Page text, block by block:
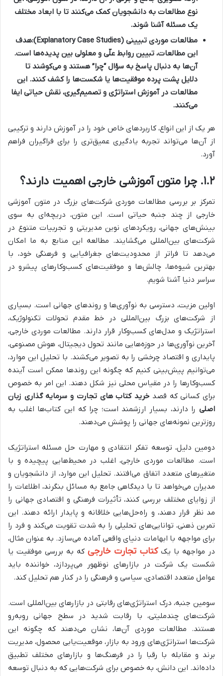
نوع مطالعات به دانشجویان کمک می‌کنند تا با ابعاد مختلف
یک مسئله آشنا شوند.
مطالعات موردی تبیینی (Explanatory Case Studies):
هدف
این مطالعات، تبیین روابط علّی و معلولی بین پدیده‌ها است.
آن‌ها به دنبال پاسخ به سؤال “چرا” هستند و می‌کوشند تا
دلایل پشت پرده موفقیت‌ها یا شکست‌ها را کشف کنند. این
مطالعات در آموزش استراتژی و تصمیم‌گیری، نقش حیاتی ایفا
می‌کنند.
هر یک از این انواع، کاربردهای خاص خود را در آموزش دارند و ترکیبی
از آن‌ها می‌تواند تجربه یادگیری عمیق‌تری را برای فراگیران فراهم
آورد.
۱.۲. چرا متون آموزشی خارجی اهمیت دارند؟
تمرکز بر بررسی مطالعات موردی شرکت‌های بزرگ در متون آموزشی
خارجی از چند جنبه حیاتی است. این متون، دریچه‌ای به سوی
بینش‌های جهانی، رویکردهای نوین مدیریتی و تجربیات متنوع در
شرکت‌های بین‌المللی می‌گشایند. مطالعه این منابع به ما امکان
می‌دهد تا فراتر از محدودیت‌های جغرافیایی و فرهنگی خود، با
بهترین شیوه‌ها، چالش‌ها و موفقیت‌های کسب‌وکارهای پیشرو در
سراسر دنیا آشنا شویم.
اولین مزیت، دسترسی به نوآوری‌ها و روندهای جهانی است. بسیاری
از شرکت‌های بزرگ بین‌المللی در خط مقدم تحولات تکنولوژیک،
استراتژیک و مدل‌های کسب‌وکار قرار دارند. مطالعات موردی خارجی،
آخرین نوآوری‌ها در حوزه‌هایی مانند تحول دیجیتال، هوش مصنوعی،
پایداری و اقتصاد چرخشی را به تصویر می‌کشند. با تحلیل این موارد،
می‌توانیم پیش‌بینی کنیم که چگونه این روندها ممکن است آینده
کسب‌وکارها را در مقیاس محلی نیز شکل دهند. این امر به خصوص
برای کسانی که قصد خرید کتاب‌ های تجارت و سرمایه گذاری زبان
اصلی را دارند، بسیار ارزشمند است؛ چرا که این کتاب‌ها اغلب به
روزترین نمونه‌های جهانی را پوشش می‌دهند.
دومین دلیل، توسعه تفکر انتقادی و مهارت حل مسئله استراتژیک
است. مطالعات موردی خارجی، اغلب در محیط‌هایی پیچیده و با
متغیرهای متعدد اتفاق می‌افتند. تحلیل این موارد، از دانشجویان و
مدیران می‌خواهد تا با دیدگاهی جامع به مسائل بنگرند، اطلاعات را
از زوایای مختلف بررسی کنند، تأثیرات فرهنگی و اقتصادی جهانی را
مد نظر قرار دهند، و راه‌حل‌هایی خلاقانه و پایدار ارائه دهند. این
تمرین ذهنی، توانایی‌های تحلیلی را به شدت تقویت می‌کند و فرد را
برای مواجهه با ابهامات دنیای واقعی آماده می‌سازد. به عنوان مثال،
در مواجهه با یککتاب تجارت خارجی که به بررسی موفقیت یا
شکست یک شرکت در بازارهای نوظهور می‌پردازد، خواننده باید
عوامل متعدد اقتصادی، سیاسی و فرهنگی را در کنار هم تحلیل کند.
سومین جنبه، درک استراتژی‌های رقابتی در بازارهای بین‌المللی است.
شرکت‌های چندملیتی، با رقابت شدید در سطح جهانی روبه‌رو
هستند. مطالعات موردی آن‌ها، نشان می‌دهند که چگونه این
شرکت‌ها استراتژی‌های ورود به بازار، موقعیت‌یابی محصول، مدیریت
برند و مقابله با رقبا را در فرهنگ‌ها و بازارهای مختلف تطبیق
داده‌اند. این دانش، به خصوص برای شرکت‌هایی که به دنبال توسعه